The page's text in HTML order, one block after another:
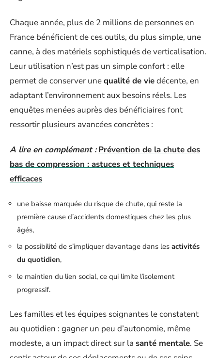
Chaque année, plus de 2 millions de personnes en
France bénéficient de ces outils, du plus simple, une
canne, à des matériels sophistiqués de verticalisation.
Leur utilisation n’est pas un simple confort : elle
permet de conserver unequalité de viedécente, en
adaptant l’environnement aux besoins réels. Les
enquêtes menées auprès des bénéficiaires font
ressortir plusieurs avancées concrètes :
A lire en complément : Prévention de la chute des
bas de compression : astuces et techniques
efficaces
une baisse marquée du risque de chute, qui reste la
première cause d’accidents domestiques chez les plus
âgés,
la possibilité de s’impliquer davantage dans les activités
du quotidien,
le maintien du lien social, ce qui limite l’isolement
progressif.
Les familles et les équipes soignantes le constatent
au quotidien : gagner un peu d’autonomie, même
modeste, a un impact direct sur la santé mentale. Se